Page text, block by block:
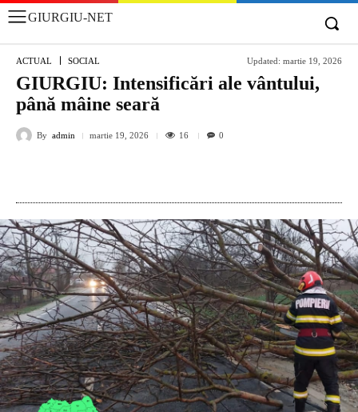
GIURGIU-NET
ACTUAL SOCIAL Updated: martie 19, 2026
GIURGIU: Intensificări ale vântului,
până mâine seară
By admin martie 19, 2026 16 0